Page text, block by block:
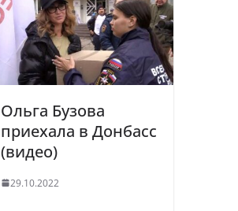
Ольга Бузова
приехала в Донбасс
(видео)
29.10.2022